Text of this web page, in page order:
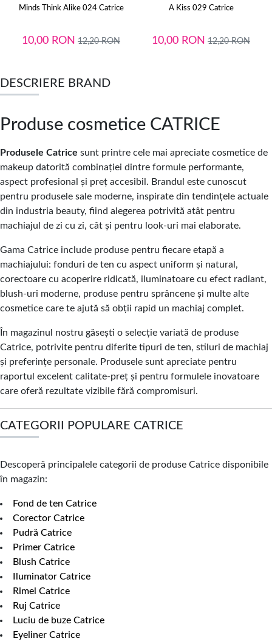
Minds Think Alike 024 Catrice
10,00 RON 12,20RON
A Kiss 029 Catrice
10,00 RON 12,20RON
DESCRIERE BRAND
Produse cosmetice CATRICE
Produsele Catrice sunt printre cele mai apreciate cosmetice de
makeup datorită combinației dintre formule performante,
aspect profesional și preț accesibil. Brandul este cunoscut
pentru produsele sale moderne, inspirate din tendințele actuale
din industria beauty, fiind alegerea potrivită atât pentru
machiajul de zi cu zi, cât și pentru look-uri mai elaborate.
Gama Catrice include produse pentru fiecare etapă a
machiajului: fonduri de ten cu aspect uniform și natural,
corectoare cu acoperire ridicată, iluminatoare cu efect radiant,
blush-uri moderne, produse pentru sprâncene și multe alte
cosmetice care te ajută să obții rapid un machiaj complet.
În magazinul nostru găsești o selecție variată de produse
Catrice, potrivite pentru diferite tipuri de ten, stiluri de machiaj
și preferințe personale. Produsele sunt apreciate pentru
raportul excelent calitate-preț și pentru formulele inovatoare
care oferă rezultate vizibile fără compromisuri.
CATEGORII POPULARE CATRICE
Descoperă principalele categorii de produse Catrice disponibile
în magazin:
Fond de ten Catrice
Corector Catrice
Pudră Catrice
Primer Catrice
Blush Catrice
Iluminator Catrice
Rimel Catrice
Ruj Catrice
Luciu de buze Catrice
Eyeliner Catrice